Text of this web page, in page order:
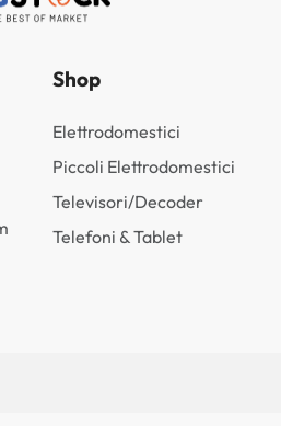
Shop
Elettrodomestici
Piccoli Elettrodomestici
Televisori/Decoder
Telefoni & Tablet